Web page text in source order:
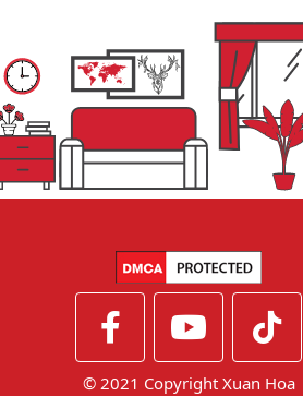
© 2021 Copyright Xuan Hoa